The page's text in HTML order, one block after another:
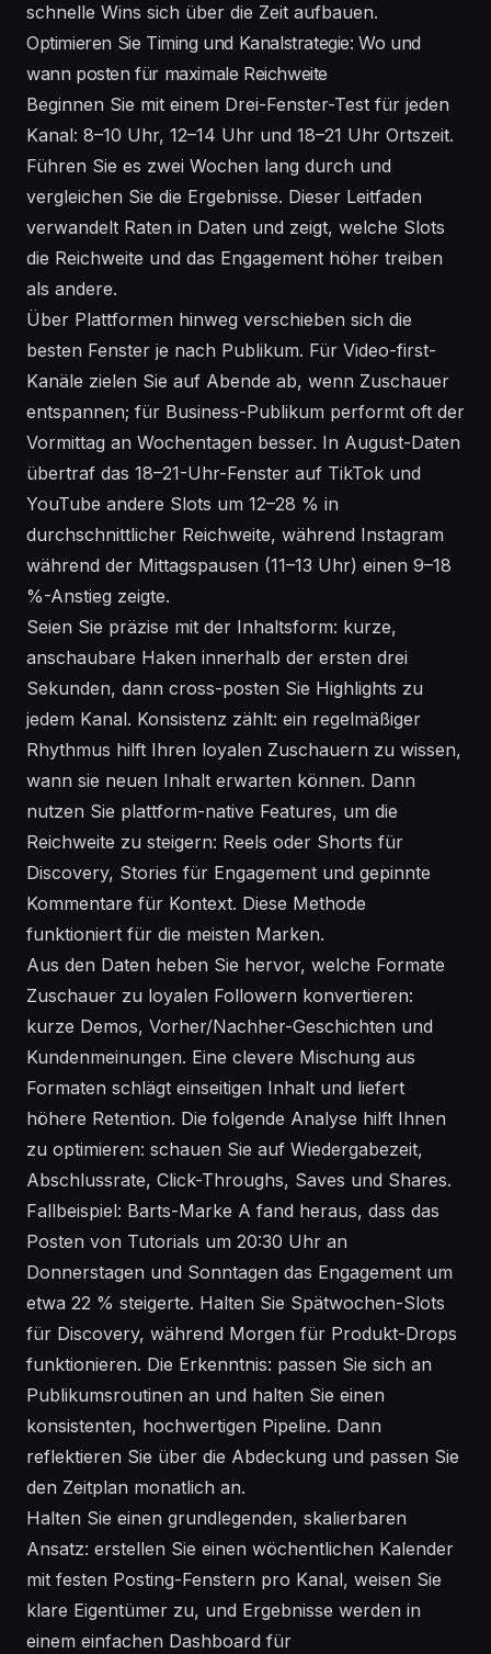
schnelle Wins sich über die Zeit aufbauen.
Optimieren Sie Timing und Kanalstrategie: Wo und
wann posten für maximale Reichweite
Beginnen Sie mit einem Drei-Fenster-Test für jeden
Kanal: 8–10 Uhr, 12–14 Uhr und 18–21 Uhr Ortszeit.
Führen Sie es zwei Wochen lang durch und
vergleichen Sie die Ergebnisse. Dieser Leitfaden
verwandelt Raten in Daten und zeigt, welche Slots
die Reichweite und das Engagement höher treiben
als andere.
Über Plattformen hinweg verschieben sich die
besten Fenster je nach Publikum. Für Video-first-
Kanäle zielen Sie auf Abende ab, wenn Zuschauer
entspannen; für Business-Publikum performt oft der
Vormittag an Wochentagen besser. In August-Daten
übertraf das 18–21-Uhr-Fenster auf TikTok und
YouTube andere Slots um 12–28 % in
durchschnittlicher Reichweite, während Instagram
während der Mittagspausen (11–13 Uhr) einen 9–18
%-Anstieg zeigte.
Seien Sie präzise mit der Inhaltsform: kurze,
anschaubare Haken innerhalb der ersten drei
Sekunden, dann cross-posten Sie Highlights zu
jedem Kanal. Konsistenz zählt: ein regelmäßiger
Rhythmus hilft Ihren loyalen Zuschauern zu wissen,
wann sie neuen Inhalt erwarten können. Dann
nutzen Sie plattform-native Features, um die
Reichweite zu steigern: Reels oder Shorts für
Discovery, Stories für Engagement und gepinnte
Kommentare für Kontext. Diese Methode
funktioniert für die meisten Marken.
Aus den Daten heben Sie hervor, welche Formate
Zuschauer zu loyalen Followern konvertieren:
kurze Demos, Vorher/Nachher-Geschichten und
Kundenmeinungen. Eine clevere Mischung aus
Formaten schlägt einseitigen Inhalt und liefert
höhere Retention. Die folgende Analyse hilft Ihnen
zu optimieren: schauen Sie auf Wiedergabezeit,
Abschlussrate, Click-Throughs, Saves und Shares.
Fallbeispiel: Barts-Marke A fand heraus, dass das
Posten von Tutorials um 20:30 Uhr an
Donnerstagen und Sonntagen das Engagement um
etwa 22 % steigerte. Halten Sie Spätwochen-Slots
für Discovery, während Morgen für Produkt-Drops
funktionieren. Die Erkenntnis: passen Sie sich an
Publikumsroutinen an und halten Sie einen
konsistenten, hochwertigen Pipeline. Dann
reflektieren Sie über die Abdeckung und passen Sie
den Zeitplan monatlich an.
Halten Sie einen grundlegenden, skalierbaren
Ansatz: erstellen Sie einen wöchentlichen Kalender
mit festen Posting-Fenstern pro Kanal, weisen Sie
klare Eigentümer zu, und Ergebnisse werden in
einem einfachen Dashboard für